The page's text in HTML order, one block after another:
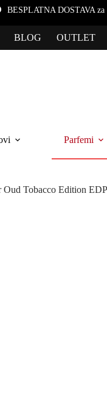
za porudžbine
BLOG OUTLET
Parfemi
Tobacco Edition EDP